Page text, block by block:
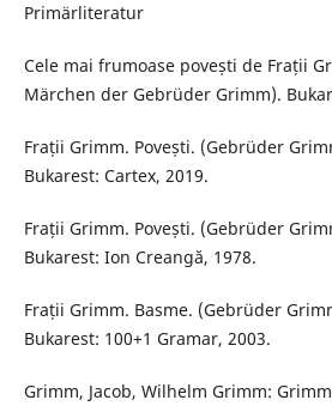
Primärliteratur
Cele mai frumoase povești de Frații
Märchen der Gebrüder Grimm).
Frații Grimm. Povești. (Gebrüder
Bukarest: Cartex, 2019.
Frații Grimm. Povești. (Gebrüder
Bukarest: Ion Creangă, 1978.
Frații Grimm. Basme. (Gebrüder
Bukarest: 100+1 Gramar, 2003.
Grimm, Jacob, Wilhelm Grimm: